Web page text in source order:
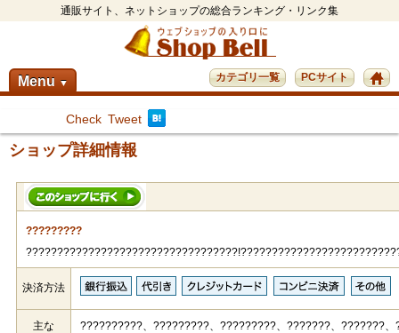
通販サイト、ネットショップの総合ランキング・リンク集
Menu ▼ PCサイト
カテゴリ一覧
Check Tweet
ショップ詳細情報
?????????
決済方法
主な
??????????、?????????、?????????、???????、???????、